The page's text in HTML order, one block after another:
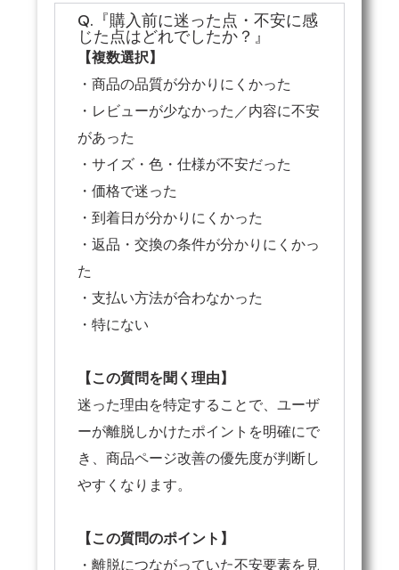
Q.『購入前に迷った点・不安に感
じた点はどれでしたか？』
【複数選択】
・商品の品質が分かりにくかった
・レビューが少なかった／内容に不安
があった
・サイズ・色・仕様が不安だった
・価格で迷った
・到着日が分かりにくかった
・返品・交換の条件が分かりにくかっ
た
・支払い方法が合わなかった
・特にない
【この質問を聞く理由】
迷った理由を特定することで、ユーザ
ーが離脱しかけたポイントを明確にで
き、商品ページ改善の優先度が判断し
やすくなります。
【この質問のポイント】
・離脱につながっていた不安要素を見